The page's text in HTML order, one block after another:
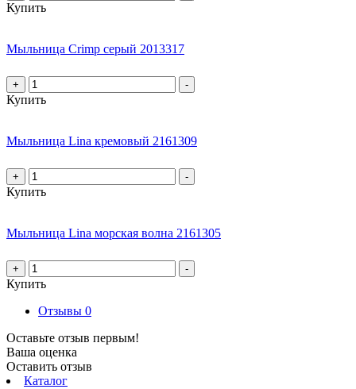
Купить
Мыльница Crimp серый 2013317
+ -
Купить
Мыльница Lina кремовый 2161309
+ -
Купить
Мыльница Lina морская волна 2161305
+ -
Купить
Отзывы 0
Оставьте отзыв первым!
Ваша оценка
Оставить отзыв
Каталог